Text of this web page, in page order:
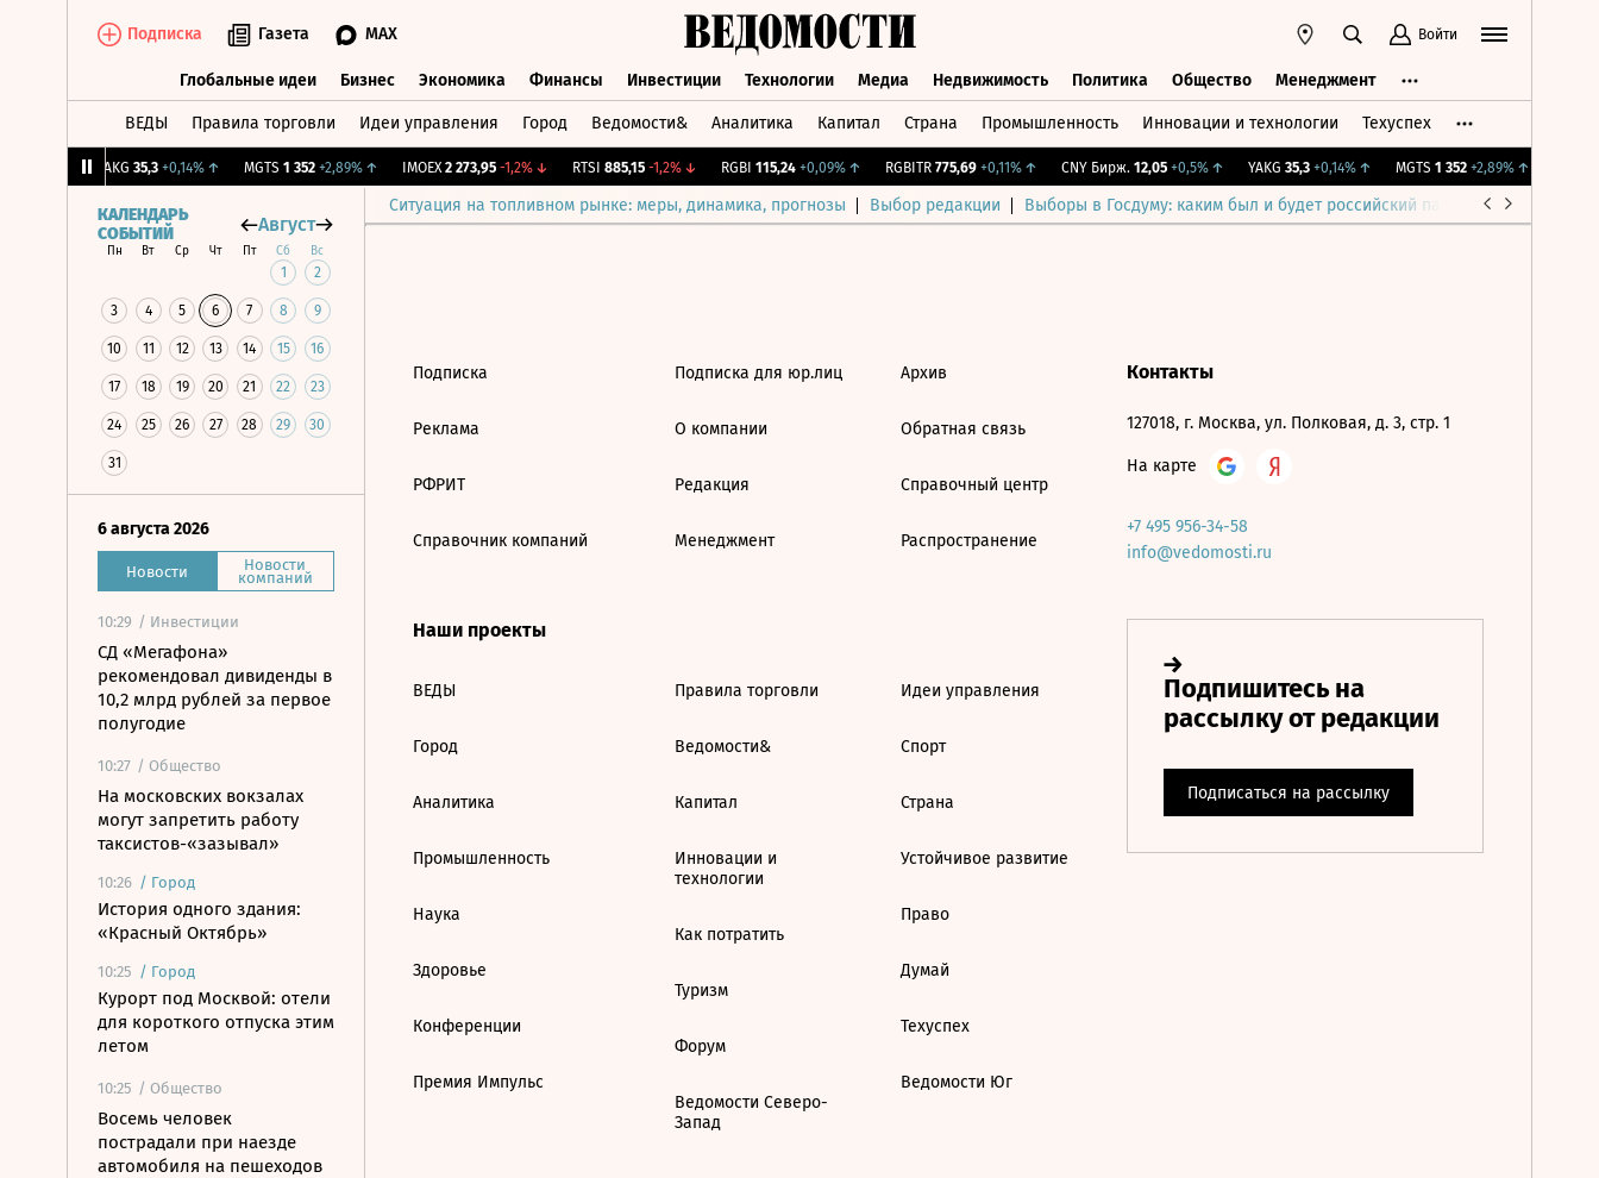
Подписка Газета MAX Войти
Глобальные идеи Бизнес Экономика Финансы Инвестиции Технологии Медиа Недвижимость Политика Общество Менеджмент
ВЕДЫ Правила торговли Идеи управления Город Ведомости& Аналитика Капитал Страна Промышленность Инновации и технологии Техуспех
YAKG 35,3 +0,14%↑ MGTS 1 352 +2,89%↑ IMOEX 2 273,95 -1,2%↓ RTSI 885,15 -1,2%↓ RGBI 115,24 +0,09%↑ RGBITR 775,69 +0,11%↑ CNY Бирж. 12,05 +0,5%↑ YAKG 35,3 +0,14%↑ MGTS 1 352 +2,89%↑
Ситуация на топливном рынке: меры, динамика, прогнозы Выбор редакции Выборы в Госдуму: каким был и будет российский парламент
КАЛЕНДАРЬ
СОБЫТИЙ
Август
Пн Вт Ср Чт Пт Сб Вс
1 2
3 4 5 6 7 8 9
10 11 12 13 14 15 16
17 18 19 20 21 22 23
24 25 26 27 28 29 30
31
6 августа 2026
Новости Новости
компаний
10:29 / Инвестиции
СД «Мегафона»
рекомендовал дивиденды в
10,2 млрд рублей за первое
полугодие
10:27 / Общество
На московских вокзалах
могут запретить работу
таксистов-«зазывал»
10:26 / Город
История одного здания:
«Красный Октябрь»
10:25 / Город
Курорт под Москвой: отели
для короткого отпуска этим
летом
10:25 / Общество
Восемь человек
пострадали при наезде
автомобиля на пешеходов
Подписка
Реклама
РФРИТ
Справочник компаний
Подписка для юр.лиц
О компании
Редакция
Менеджмент
Архив
Обратная связь
Справочный центр
Распространение
Наши проекты
ВЕДЫ
Город
Аналитика
Промышленность
Наука
Здоровье
Конференции
Премия Импульс
Правила торговли
Ведомости&
Капитал
Инновации и
технологии
Как потратить
Туризм
Форум
Ведомости Северо-
Запад
Идеи управления
Спорт
Страна
Устойчивое развитие
Право
Думай
Техуспех
Ведомости Юг
Контакты
127018, г. Москва, ул. Полковая, д. 3, стр. 1
На карте
+7 495 956-34-58
info@vedomosti.ru